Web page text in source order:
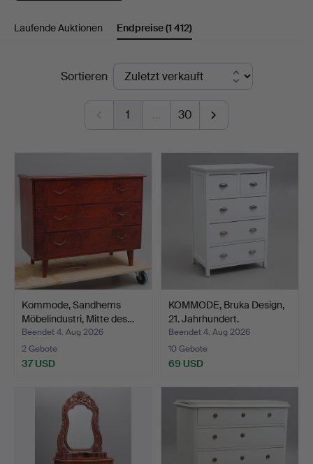
Thelin
Johansson
Laufende Auktionen Endpreise(1 412)
EndpreiseSortieren
1 … 30
Kommode, Sandhems
Möbelindustri, Mitte des…
Beendet 4. Aug 2026
2 Gebote
37 USD
KOMMODE, Bruka Design,
21. Jahrhundert.
Beendet 4. Aug 2026
10 Gebote
69 USD